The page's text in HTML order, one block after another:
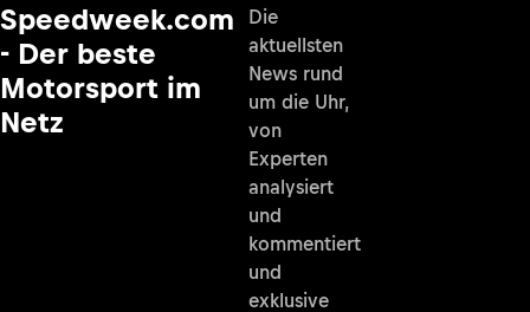
Speedweek.com
- Der beste
Motorsport im
Netz
Die
aktuellsten
News rund
um die Uhr,
von
Experten
analysiert
und
kommentiert
und
exklusive